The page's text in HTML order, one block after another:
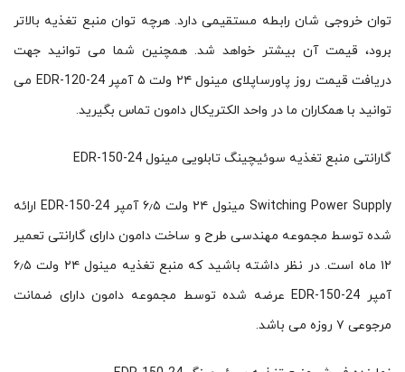
توان خروجی شان رابطه مستقیمی دارد. هرچه توان منبع تغذیه بالاتر
برود، قیمت آن بیشتر خواهد شد. همچنین شما می توانید جهت
دریافت قیمت روز پاورساپلای مینول ۲۴ ولت ۵ آمپر EDR-120-24 می
توانید با همکاران ما در واحد الکتریکال دامون تماس بگیرید.
گارانتی منبع تغذیه سوئیچینگ تابلویی مینول EDR-150-24
Switching Power Supply مینول ۲۴ ولت ۶٫۵ آمپر EDR-150-24 ارائه
شده توسط مجموعه مهندسی طرح و ساخت دامون دارای گارانتی تعمیر
۱۲ ماه است. در نظر داشته باشید که منبع تغذیه مینول ۲۴ ولت ۶٫۵
آمپر EDR-150-24 عرضه شده توسط مجموعه دامون دارای ضمانت
مرجوعی ۷ روزه می باشد.